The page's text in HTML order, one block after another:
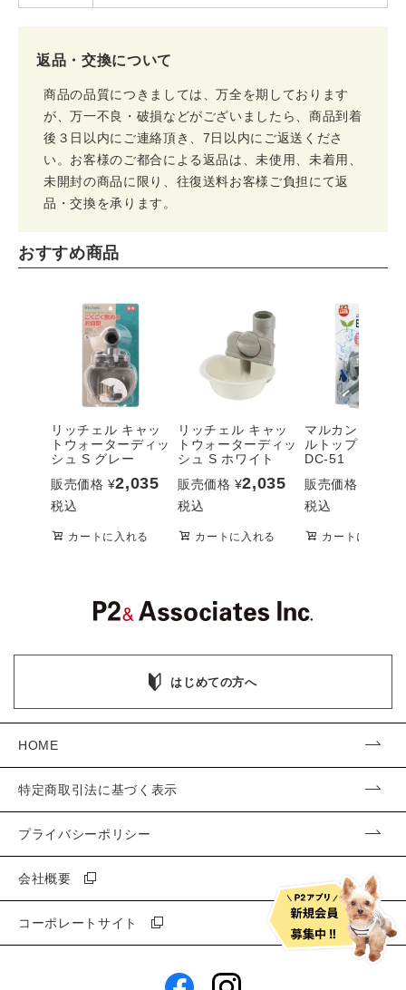
返品・交換について
商品の品質につきましては、万全を期しております
が、万一不良・破損などがございましたら、商品到着
後３日以内にご連絡頂き、7日以内にご返送くださ
い。お客様のご都合による返品は、未使用、未着用、
未開封の商品に限り、往復送料お客様ご負担にて返
品・交換を承ります。
おすすめ商品
リッチェル キャッ
トウォーターディッ
シュ S グレー
販売価格 ¥2,035
税込
カートに入れる
リッチェル キャッ
トウォーターディッ
シュ S ホワイト
販売価格 ¥2,035
税込
カートに入れる
マルカン エコボ
ルトップ グレー
DC-51
販売価格
税込
カートに入れる
はじめての方へ
HOME
特定商取引法に基づく表示
プライバシーポリシー
会社概要
コーポレートサイト